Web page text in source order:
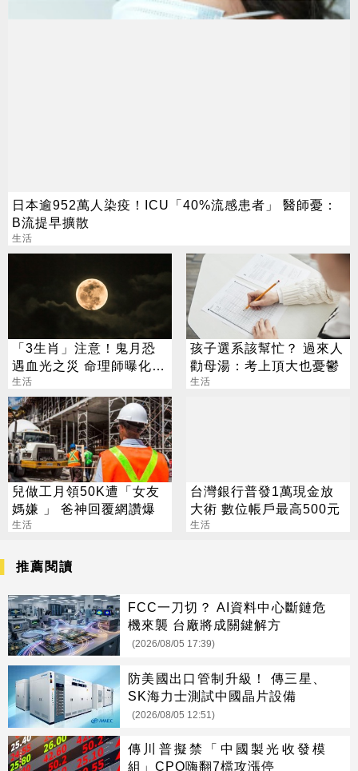
日本逾952萬人染疫！ICU「40%流感患者」 醫師憂：
B流提早擴散
生活
「3生肖」注意！鬼月恐
遇血光之災 命理師曝化解
法
生活
孩子選系該幫忙？ 過來人
勸母湯：考上頂大也憂鬱
生活
兒做工月領50K遭「女友
媽嫌 」 爸神回覆網讚爆
生活
台灣銀行普發1萬現金放
大術 數位帳戶最高500元
生活
推薦閱讀
FCC一刀切？ AI資料中心斷鏈危
機來襲 台廠將成關鍵解方
(2026/08/05 17:39)
防美國出口管制升級！ 傳三星、
SK海力士測試中國晶片設備
(2026/08/05 12:51)
傳川普擬禁「中國製光收發模
組」CPO嗨翻7檔攻漲停